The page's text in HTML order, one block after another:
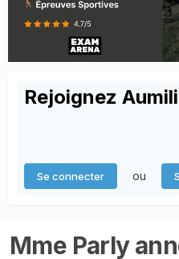
Rejoignez
Se connecter ou
Mme Parly